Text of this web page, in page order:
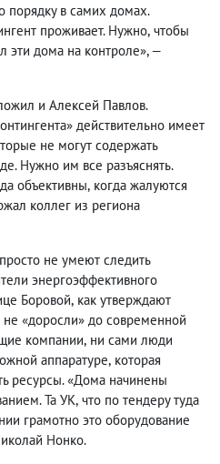
порядку в самих домах.
проживает. Нужно, чтобы
эти дома на контроле», —
и Алексей Павлов.
действительно имеет
не могут содержать
Нужно им все разъяснять.
объективны, когда жалуются
коллег из региона
не умеют следить
энергоэффективного
Боровой, как утверждают
не «доросли» до современной
компании, ни сами люди
аппаратуре, которая
ресурсы. «Дома начинены
Та УК, что по тендеру туда
грамотно это оборудование
Нонко.